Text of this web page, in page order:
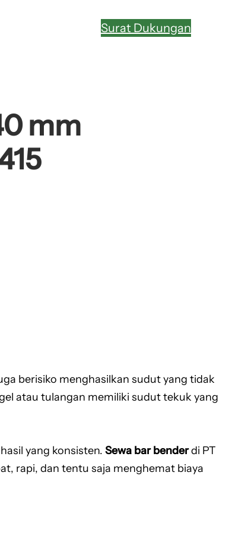
Surat Dukungan
mm
berisiko menghasilkan sudut yang tidak
atau tulangan memiliki sudut tekuk yang
yang konsisten. Sewa bar benderdi PT
rapi, dan tentu saja menghemat biaya